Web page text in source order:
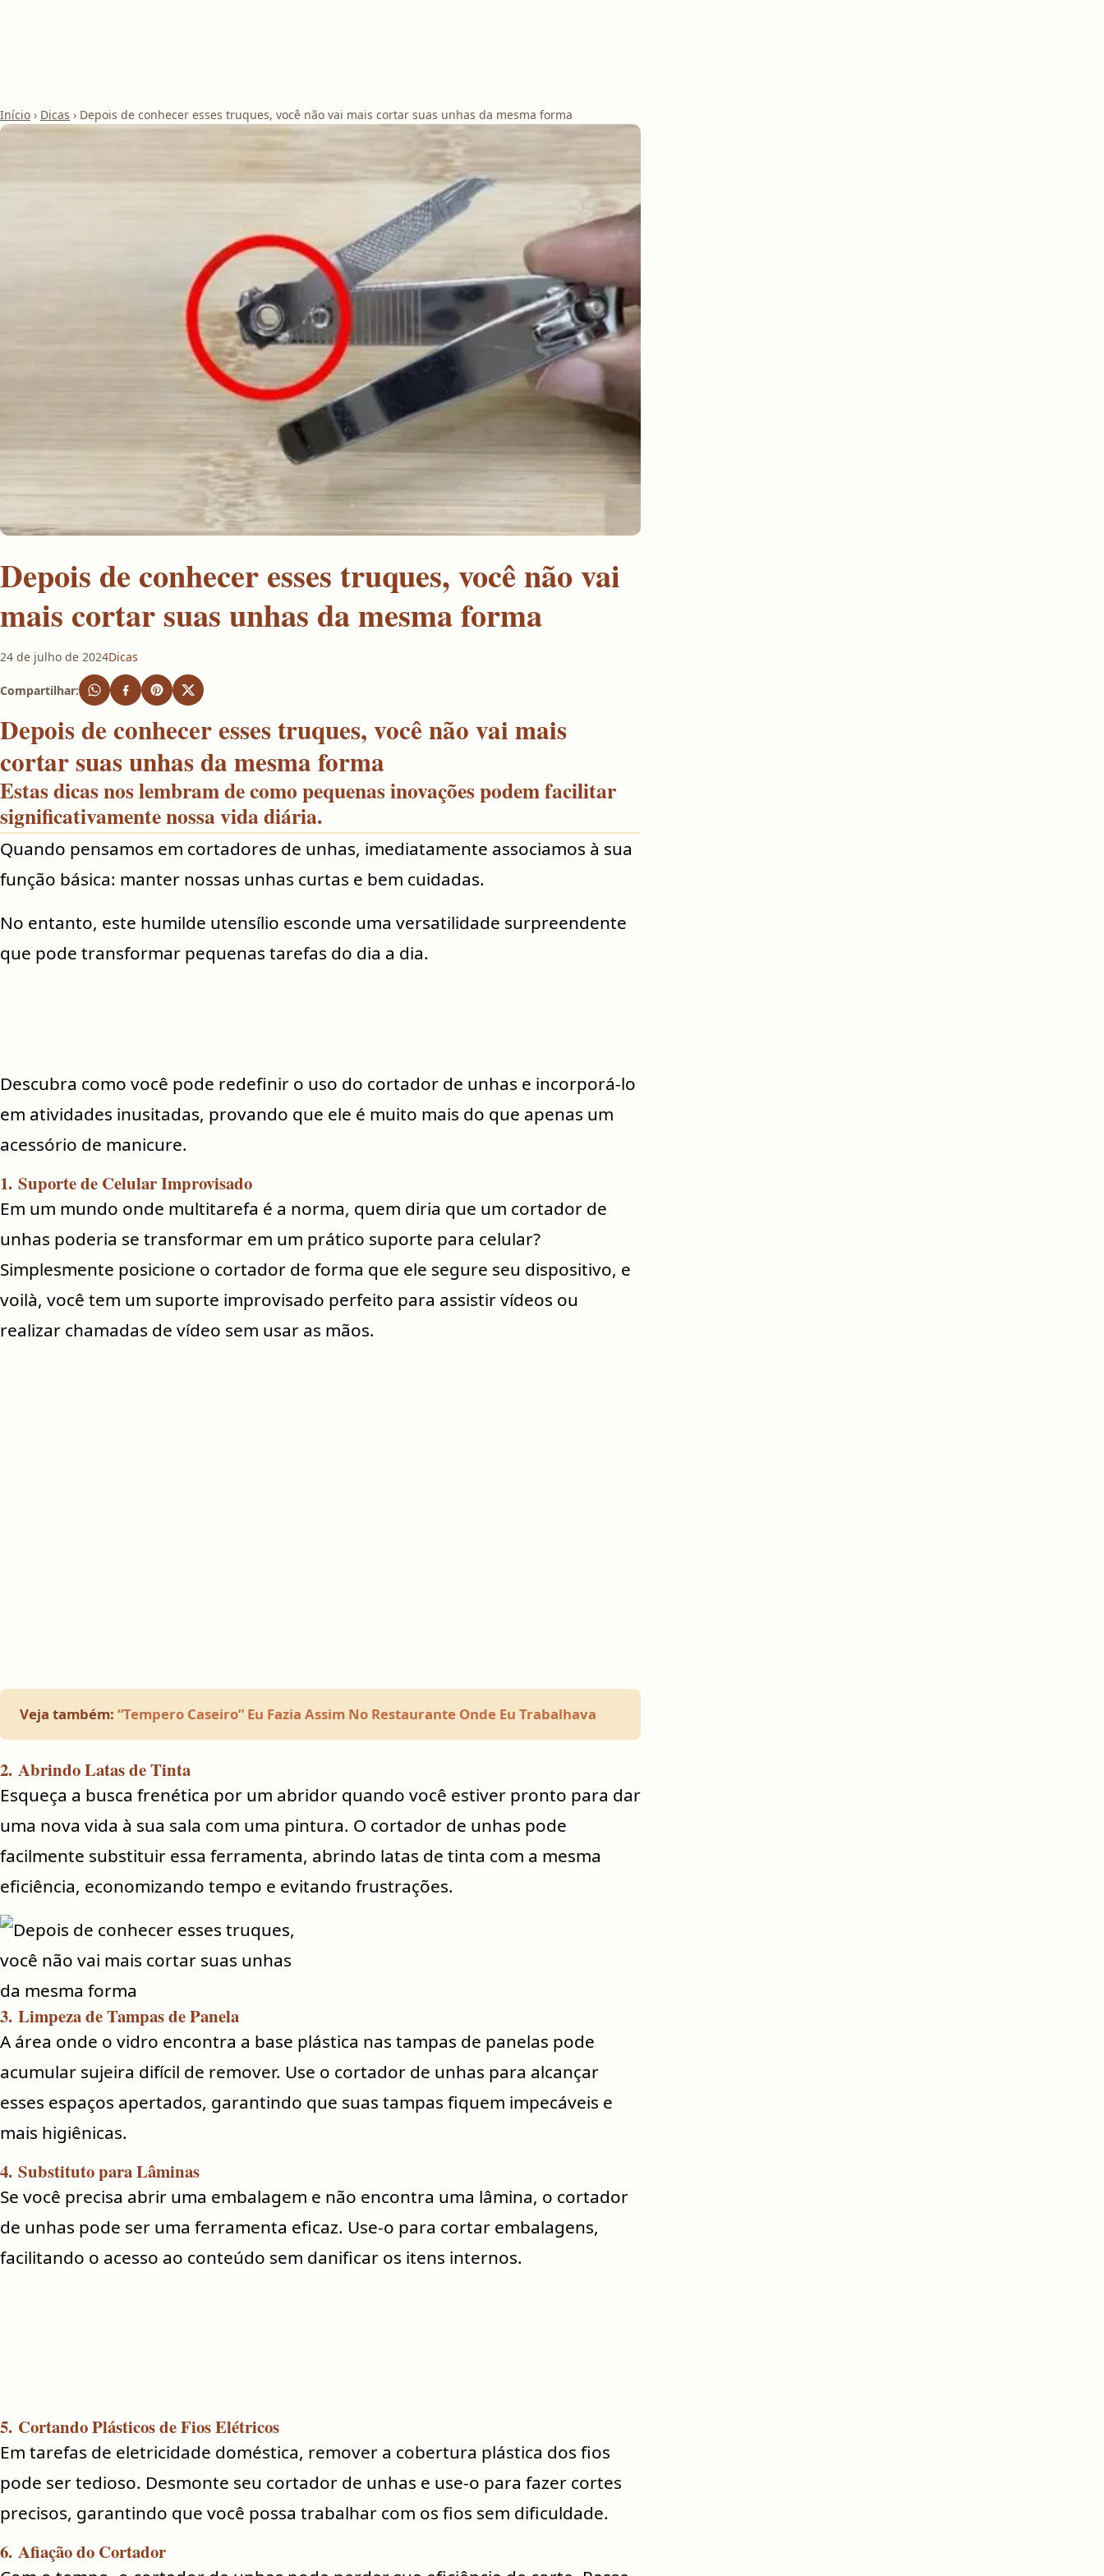
Início › Dicas › Depois de conhecer esses truques, você não vai mais cortar suas unhas da mesma forma
Depois de conhecer esses truques, você não vai
mais cortar suas unhas da mesma forma
24 de julho de 2024Dicas
Compartilhar:
Depois de conhecer esses truques, você não vai mais
cortar suas unhas da mesma forma
Estas dicas nos lembram de como pequenas inovações podem facilitar
significativamente nossa vida diária.
Quando pensamos em cortadores de unhas, imediatamente associamos à sua
função básica: manter nossas unhas curtas e bem cuidadas.
No entanto, este humilde utensílio esconde uma versatilidade surpreendente
que pode transformar pequenas tarefas do dia a dia.
Descubra como você pode redefinir o uso do cortador de unhas e incorporá-lo
em atividades inusitadas, provando que ele é muito mais do que apenas um
acessório de manicure.
1. Suporte de Celular Improvisado
Em um mundo onde multitarefa é a norma, quem diria que um cortador de
unhas poderia se transformar em um prático suporte para celular?
Simplesmente posicione o cortador de forma que ele segure seu dispositivo, e
voilà, você tem um suporte improvisado perfeito para assistir vídeos ou
realizar chamadas de vídeo sem usar as mãos.
Veja também: “Tempero Caseiro” Eu Fazia Assim No Restaurante Onde Eu Trabalhava
2. Abrindo Latas de Tinta
Esqueça a busca frenética por um abridor quando você estiver pronto para dar
uma nova vida à sua sala com uma pintura. O cortador de unhas pode
facilmente substituir essa ferramenta, abrindo latas de tinta com a mesma
eficiência, economizando tempo e evitando frustrações.
3. Limpeza de Tampas de Panela
A área onde o vidro encontra a base plástica nas tampas de panelas pode
acumular sujeira difícil de remover. Use o cortador de unhas para alcançar
esses espaços apertados, garantindo que suas tampas fiquem impecáveis e
mais higiênicas.
4. Substituto para Lâminas
Se você precisa abrir uma embalagem e não encontra uma lâmina, o cortador
de unhas pode ser uma ferramenta eficaz. Use-o para cortar embalagens,
facilitando o acesso ao conteúdo sem danificar os itens internos.
5. Cortando Plásticos de Fios Elétricos
Em tarefas de eletricidade doméstica, remover a cobertura plástica dos fios
pode ser tedioso. Desmonte seu cortador de unhas e use-o para fazer cortes
precisos, garantindo que você possa trabalhar com os fios sem dificuldade.
6. Afiação do Cortador